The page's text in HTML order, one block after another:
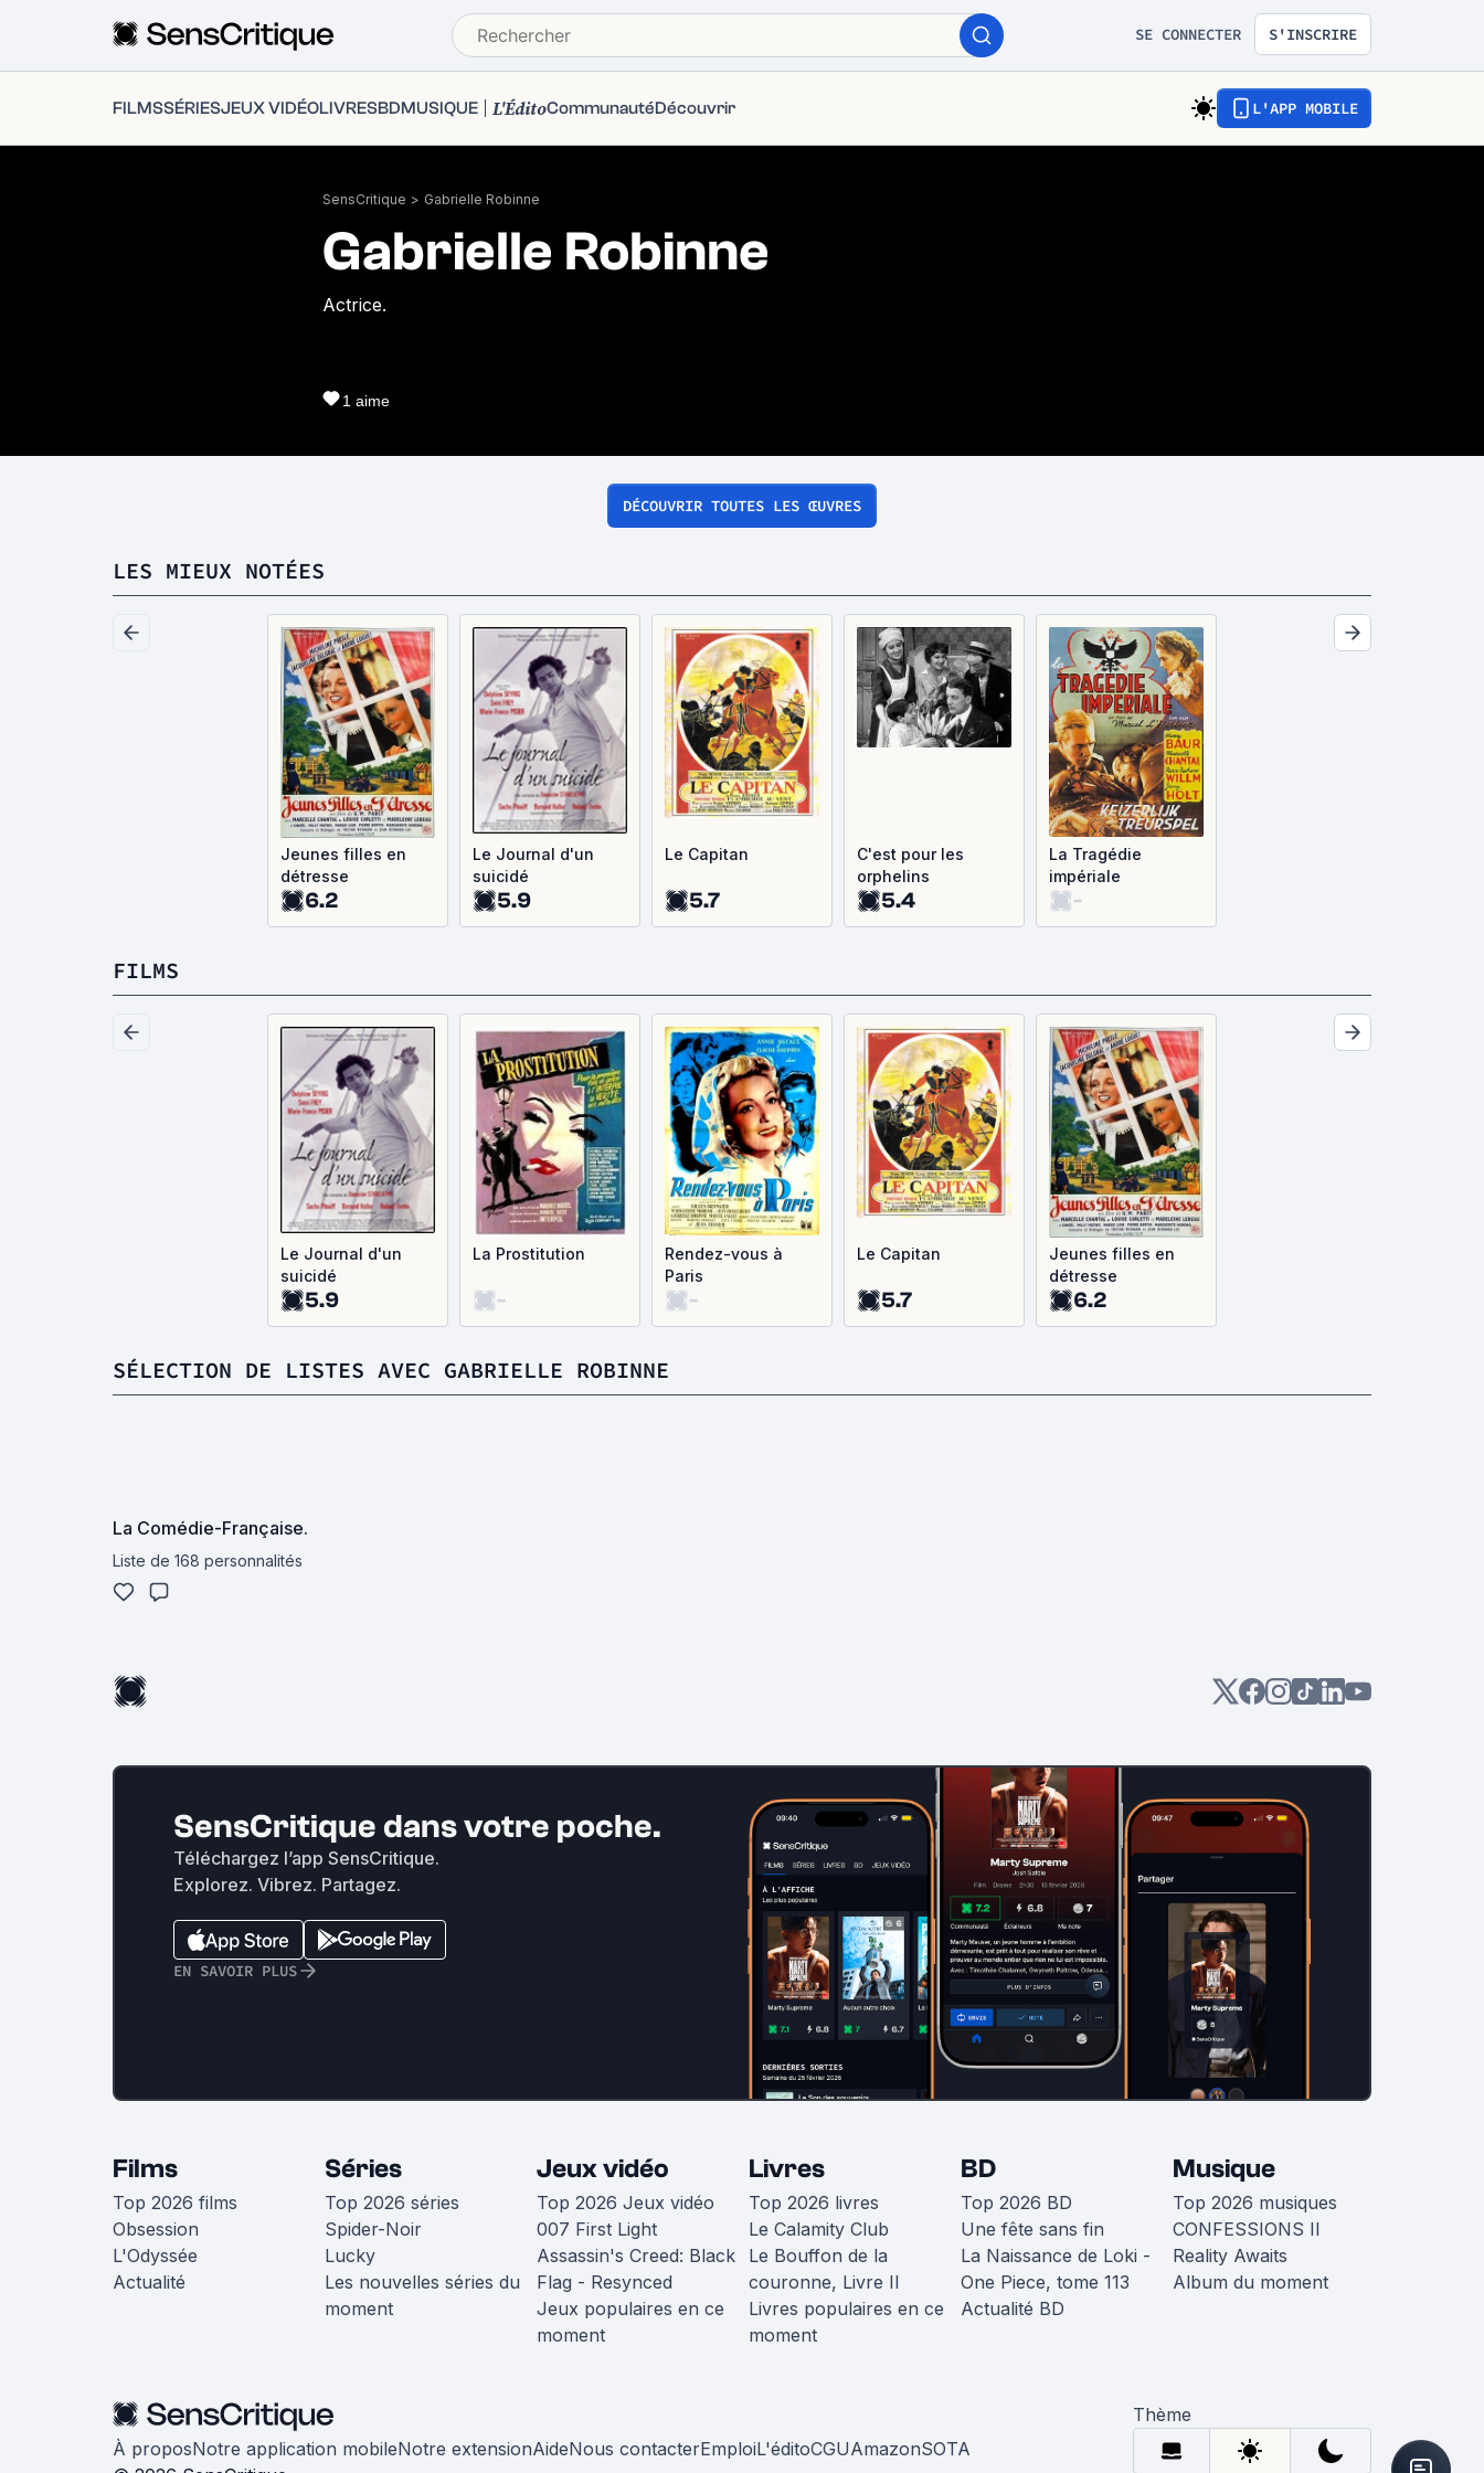
SE CONNECTER S'INSCRIRE
FILMSSÉRIESJEUX VIDÉOLIVRESBDMUSIQUE L'ÉditoCommunautéDécouvrir L'APP MOBILE
SensCritique > Gabrielle Robinne
Gabrielle Robinne
Actrice.
1 aime
DÉCOUVRIR TOUTES LES ŒUVRES
LES MIEUX NOTÉES
Jeunes filles en
détresse
6.2
Le Journal d'un
suicidé
5.9
Le Capitan
5.7
C'est pour les
orphelins
5.4
La Tragédie
impériale
-
FILMS
Le Journal d'un
suicidé
5.9
La Prostitution
-
Rendez-vous à
Paris
-
Le Capitan
5.7
Jeunes filles en
détresse
6.2
SÉLECTION DE LISTES AVEC GABRIELLE ROBINNE
La Comédie-Française.
Liste de 168 personnalités
SensCritique dans votre poche.
Téléchargez l’app SensCritique.
Explorez. Vibrez. Partagez.
EN SAVOIR PLUS
Films
Top 2026 films
Obsession
L'Odyssée
Actualité
Séries
Top 2026 séries
Spider-Noir
Lucky
Les nouvelles séries du
moment
Jeux vidéo
Top 2026 Jeux vidéo
007 First Light
Assassin's Creed: Black
Flag - Resynced
Jeux populaires en ce
moment
Livres
Top 2026 livres
Le Calamity Club
Le Bouffon de la
couronne, Livre II
Livres populaires en ce
moment
BD
Top 2026 BD
Une fête sans fin
La Naissance de Loki -
One Piece, tome 113
Actualité BD
Musique
Top 2026 musiques
CONFESSIONS II
Reality Awaits
Album du moment
À proposNotre application mobileNotre extensionAideNous contacterEmploiL'éditoCGUAmazonSOTA
Thème